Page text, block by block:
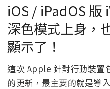
iOS / iPadOS 版
深色模式上身，
顯示了！
這次 Apple 針對行動裝置
的更新，最主要的就是導